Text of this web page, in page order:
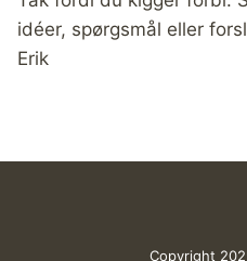
idéer, spørgsmål eller
Erik
Copyright